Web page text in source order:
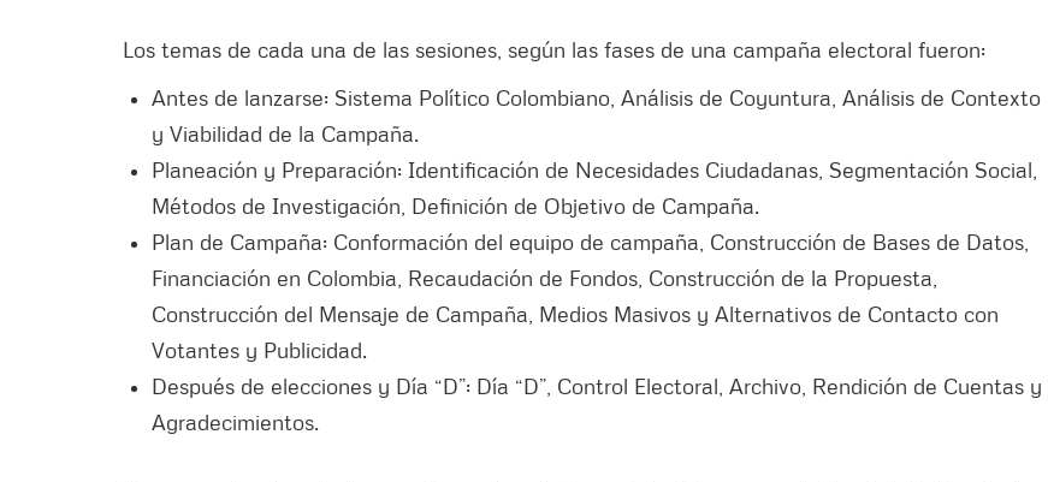
Los temas de cada una de las sesiones, según las fases de una campaña electoral fueron:
Antes de lanzarse: Sistema Político Colombiano, Análisis de Coyuntura, Análisis de Contexto
y Viabilidad de la Campaña.
Planeación y Preparación: Identificación de Necesidades Ciudadanas, Segmentación Social,
Métodos de Investigación, Definición de Objetivo de Campaña.
Plan de Campaña: Conformación del equipo de campaña, Construcción de Bases de Datos,
Financiación en Colombia, Recaudación de Fondos, Construcción de la Propuesta,
Construcción del Mensaje de Campaña, Medios Masivos y Alternativos de Contacto con
Votantes y Publicidad.
Después de elecciones y Día “D”: Día “D”, Control Electoral, Archivo, Rendición de Cuentas y
Agradecimientos.